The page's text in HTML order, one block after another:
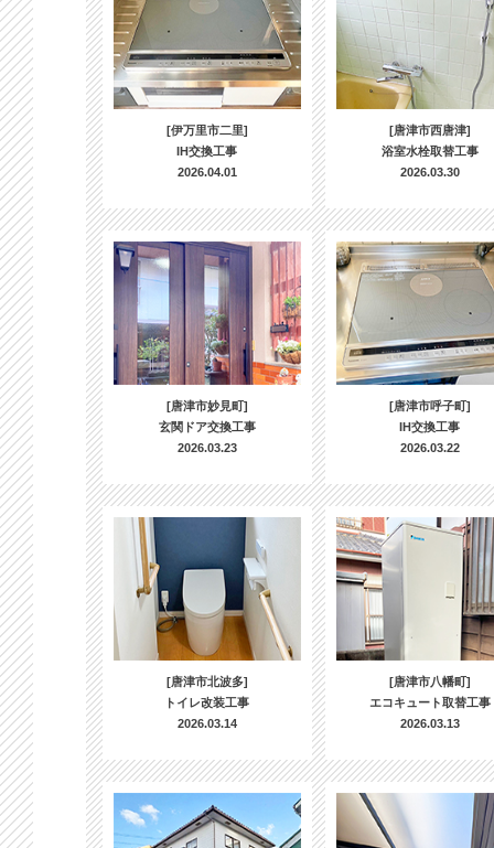
[伊万里市二里]
IH交換工事
2026.04.01
[唐津市西唐津]
浴室水栓取替工事
2026.03.30
[唐津市妙見町]
玄関ドア交換工事
2026.03.23
[唐津市呼子町]
IH交換工事
2026.03.22
[唐津市北波多]
トイレ改装工事
2026.03.14
[唐津市八幡町]
エコキュート取替工事
2026.03.13